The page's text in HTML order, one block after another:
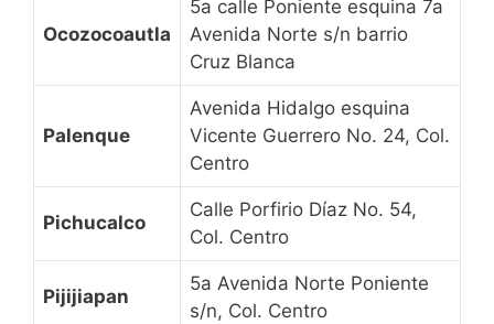
Ocozocoautla
5a calle Poniente esquina 7a
Avenida Norte s/n barrio
Cruz Blanca
Palenque
Avenida Hidalgo esquina
Vicente Guerrero No. 24, Col.
Centro
Pichucalco
Calle Porfirio Díaz No. 54,
Col. Centro
Pijijiapan
5a Avenida Norte Poniente
s/n, Col. Centro